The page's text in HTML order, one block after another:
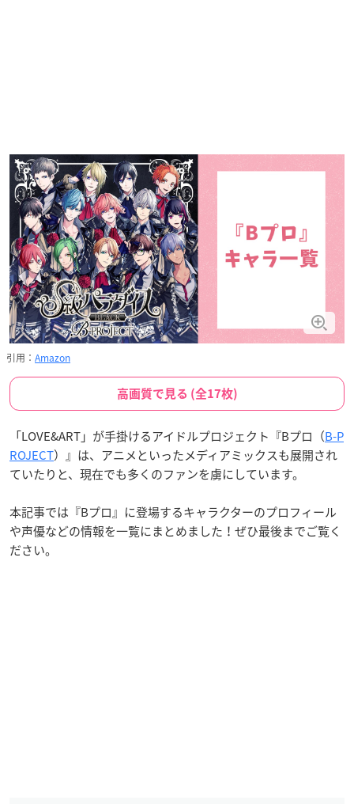
引用： Amazon
高画質で見る (全17枚)
「LOVE&ART」が手掛けるアイドルプロジェクト『Bプロ（B-P
ROJECT）』は、アニメといったメディアミックスも展開され
ていたりと、現在でも多くのファンを虜にしています。
本記事では『Bプロ』に登場するキャラクターのプロフィール
や声優などの情報を一覧にまとめました！ぜひ最後までご覧く
ださい。